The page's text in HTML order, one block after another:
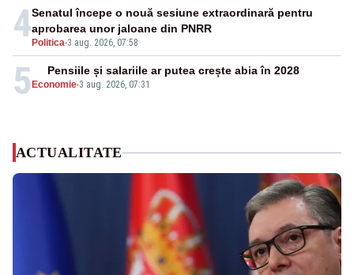
4 Politica-3 aug. 2026, 07:58
Senatul începe o nouă sesiune extraordinară pentru
aprobarea unor jaloane din PNRR
5 Economie-3 aug. 2026, 07:31
Pensiile și salariile ar putea crește abia în 2028
ACTUALITATE